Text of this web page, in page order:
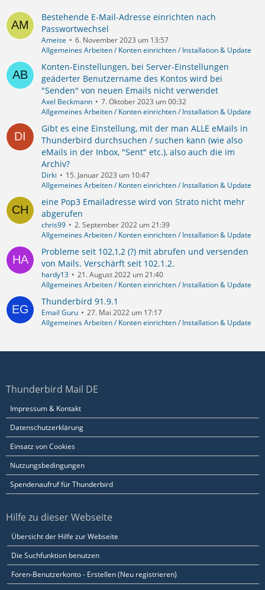
Bestehende E-Mail-Adresse einrichten nach
Passwortwechsel
Ameise
6. November 2023 um 13:57
Allgemeines Arbeiten / Konten einrichten / Installation & Update
Konten-Einstellungen, bei Server-Einstellungen
geäderter Benutzername des Kontos wird bei
"Senden" von neuen Emails nicht verwendet
Axel Beckmann
7. Oktober 2023 um 00:32
Allgemeines Arbeiten / Konten einrichten / Installation & Update
Gibt es eine Einstellung, mit der man ALLE eMails in
Thunderbird durchsuchen / suchen kann (wie also
eMails in der Inbox, "Sent" etc.), also auch die im
Archiv?
Dirki
15. Januar 2023 um 10:47
Allgemeines Arbeiten / Konten einrichten / Installation & Update
eine Pop3 Emailadresse wird von Strato nicht mehr
abgerufen
chris99
2. September 2022 um 21:39
Allgemeines Arbeiten / Konten einrichten / Installation & Update
Probleme seit 102,1,2 (?) mit abrufen und versenden
von Mails. Verschärft seit 102.1.2.
hardy13
21. August 2022 um 21:40
Allgemeines Arbeiten / Konten einrichten / Installation & Update
Thunderbird 91.9.1
Email Guru
27. Mai 2022 um 17:17
Allgemeines Arbeiten / Konten einrichten / Installation & Update
Thunderbird Mail DE
Impressum & Kontakt
Datenschutzerklärung
Einsatz von Cookies
Nutzungsbedingungen
Spendenaufruf für Thunderbird
Hilfe zu dieser Webseite
Übersicht der Hilfe zur Webseite
Die Suchfunktion benutzen
Foren-Benutzerkonto - Erstellen (Neu registrieren)